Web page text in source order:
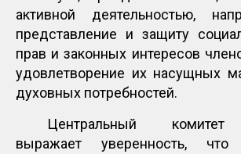
активной деятельностью,
представление и защиту
прав и законных интересов
удовлетворение их насущных
духовных потребностей.
Центральный
выражает уверенность, что